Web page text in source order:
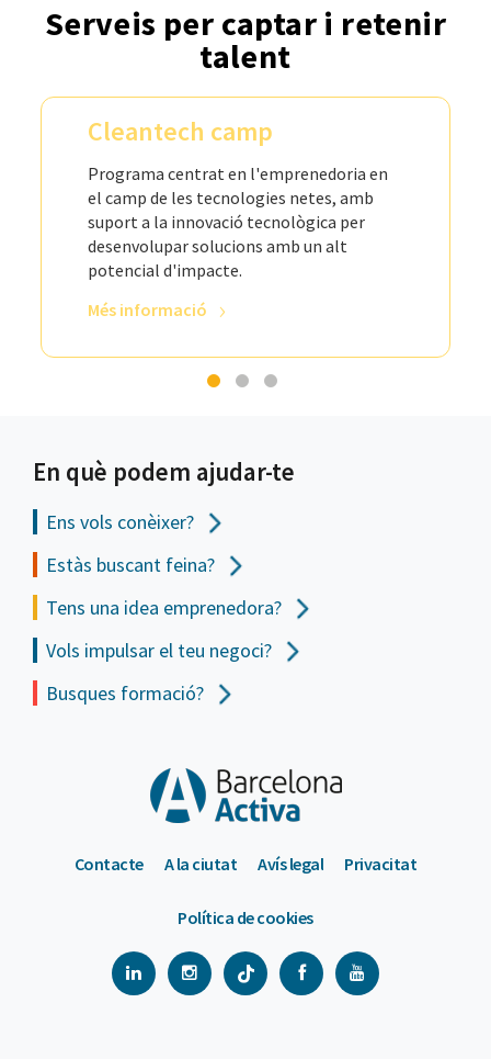
Serveis per captar i retenir
talent
Cleantech camp
Programa centrat en l'emprenedoria en
el camp de les tecnologies netes, amb
suport a la innovació tecnològica per
desenvolupar solucions amb un alt
potencial d'impacte.
Més informació
En què podem ajudar-te
Ens vols conèixer?
Estàs buscant feina?
Tens una idea emprenedora?
Vols impulsar el teu negoci?
Busques formació?
Contacte A la ciutat Avís legal Privacitat
Política de cookies